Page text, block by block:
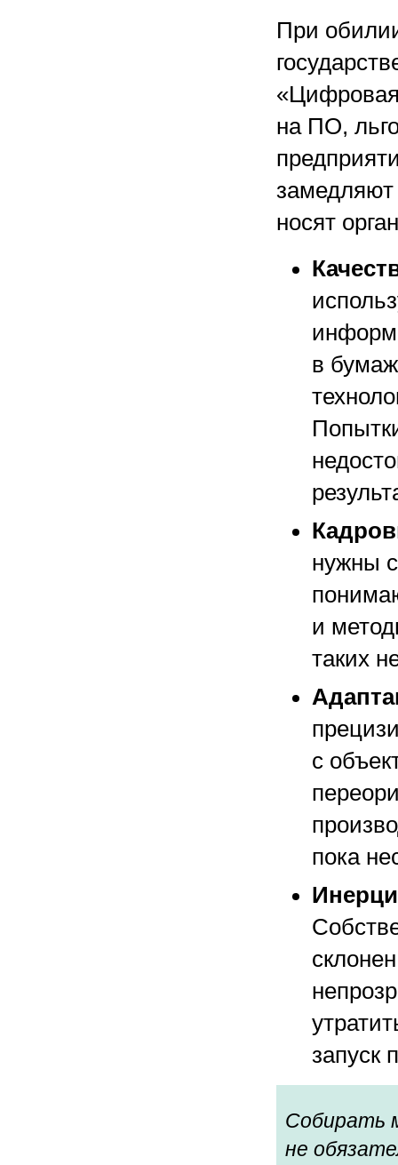
При
«Цифровая
на ПО,
замедляют
носят
в
нужны
и
таких
с
пока
запуск
Собирать
не